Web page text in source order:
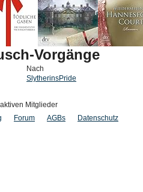
Vorgänge
Nach
SlytherinsPride
Mitglieder
Forum AGBs Datenschutz